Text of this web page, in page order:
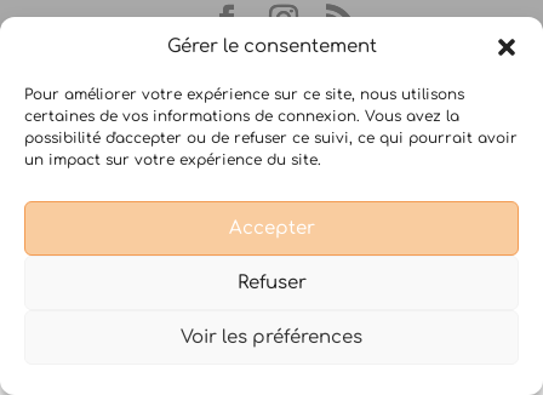
Gérer le consentement
Pour améliorer votre expérience sur ce site, nous utilisons
certaines de vos informations de connexion. Vous avez la
possibilité d'accepter ou de refuser ce suivi, ce qui pourrait avoir
un impact sur votre expérience du site.
Accepter
Refuser
Voir les préférences
Elegant Themes | Propulsé par